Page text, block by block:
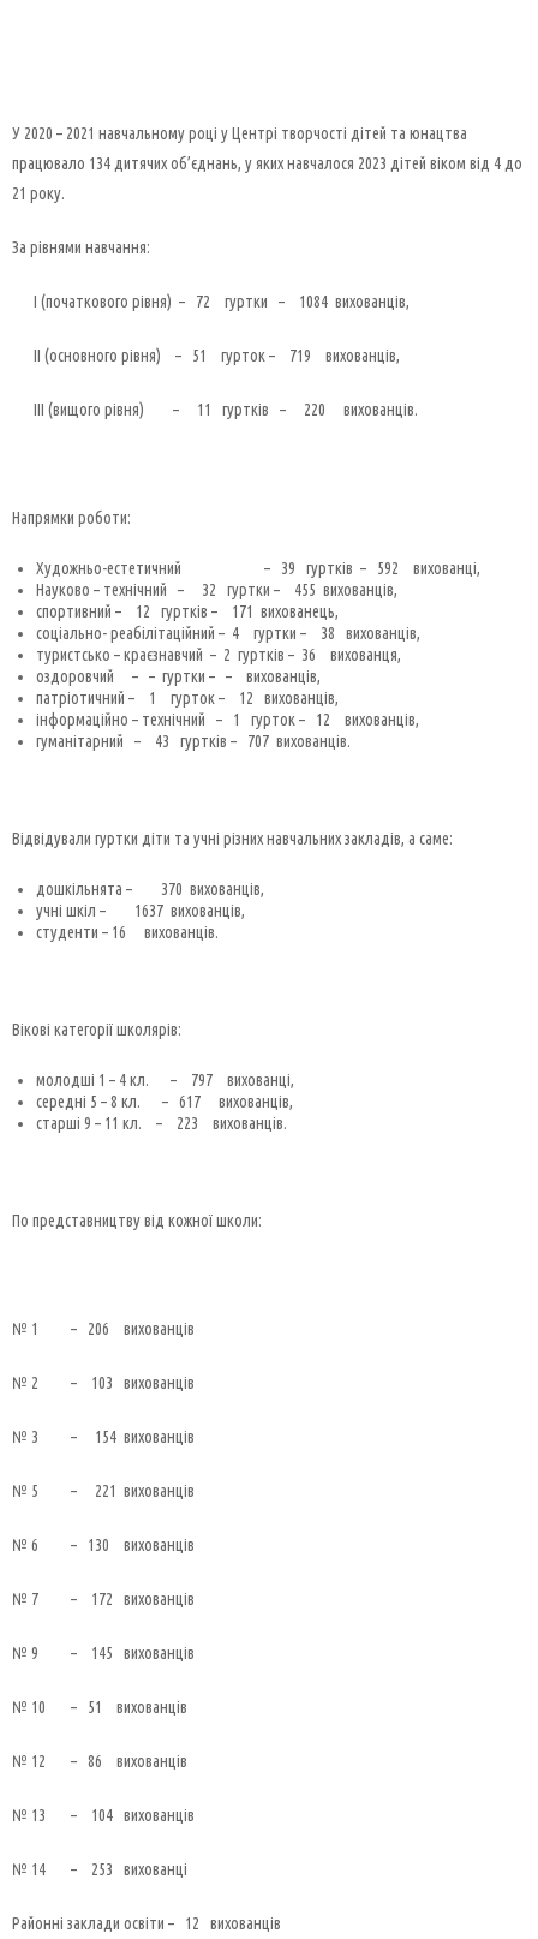
У 2020 – 2021 навчальному році у Центрі творчості дітей та юнацтва
працювало 134 дитячих об’єднань, у яких навчалося 2023 дітей віком від 4 до
21 року.
За рівнями навчання:
І (початкового рівня) – 72 гуртки – 1084 вихованців,
ІІ (основного рівня) – 51 гурток – 719 вихованців,
ІІІ (вищого рівня) – 11 гуртків – 220 вихованців.
Напрямки роботи:
Художньо-естетичний – 39 гуртків – 592 вихованці,
Науково – технічний – 32 гуртки – 455 вихованців,
спортивний – 12 гуртків – 171 вихованець,
соціально- реабілітаційний – 4 гуртки – 38 вихованців,
туристсько – краєзнавчий – 2 гуртків – 36 вихованця,
оздоровчий – – гуртки – – вихованців,
патріотичний – 1 гурток – 12 вихованців,
інформаційно – технічний – 1 гурток – 12 вихованців,
гуманітарний – 43 гуртків – 707 вихованців.
Відвідували гуртки діти та учні різних навчальних закладів, а саме:
дошкільнята – 370 вихованців,
учні шкіл – 1637 вихованців,
студенти – 16 вихованців.
Вікові категорії школярів:
молодші 1 – 4 кл. – 797 вихованці,
середні 5 – 8 кл. – 617 вихованців,
старші 9 – 11 кл. – 223 вихованців.
По представництву від кожної школи:
№ 1 – 206 вихованців
№ 2 – 103 вихованців
№ 3 – 154 вихованців
№ 5 – 221 вихованців
№ 6 – 130 вихованців
№ 7 – 172 вихованців
№ 9 – 145 вихованців
№ 10 – 51 вихованців
№ 12 – 86 вихованців
№ 13 – 104 вихованців
№ 14 – 253 вихованці
Районні заклади освіти – 12 вихованців